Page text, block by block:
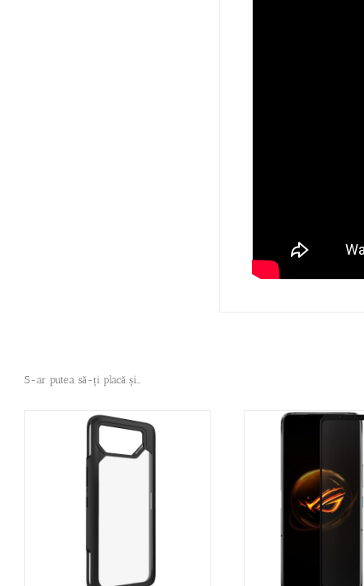
S-ar putea să-ți placă și…